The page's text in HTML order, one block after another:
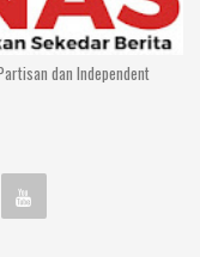
dan Independent